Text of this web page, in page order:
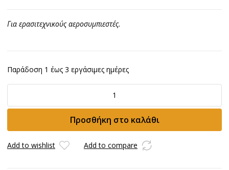
Για ερασιτεχνικούς αεροσυμπιεστές.
Παράδοση 1 έως 3 εργάσιμες ημέρες
Αέρος
ποσότητα
Προσθήκη στο καλάθι
Add to wishlist Add to compare